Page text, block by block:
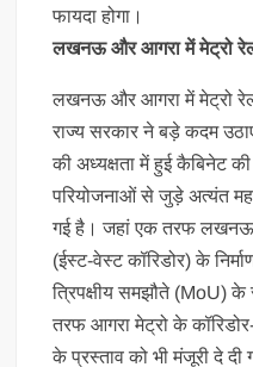
फायदा होगा।
लखनऊ और आगरा में मेट्रो रेल
लखनऊ और आगरा में मेट्रो
राज्य सरकार ने बड़े कदम
की अध्यक्षता में हुई कैबिनेट
परियोजनाओं से जुड़े अत्यंत
गई है। जहां एक तरफ लखनऊ
(ईस्ट-वेस्ट कॉरिडोर) के
त्रिपक्षीय समझौते (MoU) के
तरफ आगरा मेट्रो के
के प्रस्ताव को भी मंजूरी दे